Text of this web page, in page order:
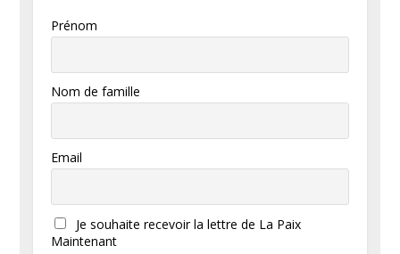
Prénom
Nom de famille
Email
Je souhaite recevoir la lettre de La Paix
Maintenant